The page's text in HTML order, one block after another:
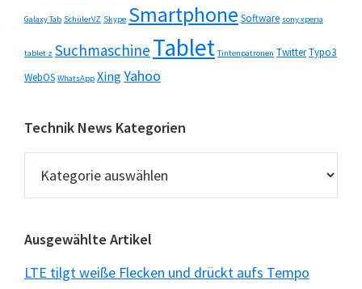
Galaxy Tab SchülerVZ Skype Smartphone Software sony xperia
tablet z Suchmaschine Tablet Tintenpatronen TwitterTypo3
WebOS WhatsApp XingYahoo
Technik News Kategorien
News
Kategorien
Ausgewählte Artikel
LTE tilgt weiße Flecken und drückt aufs Tempo